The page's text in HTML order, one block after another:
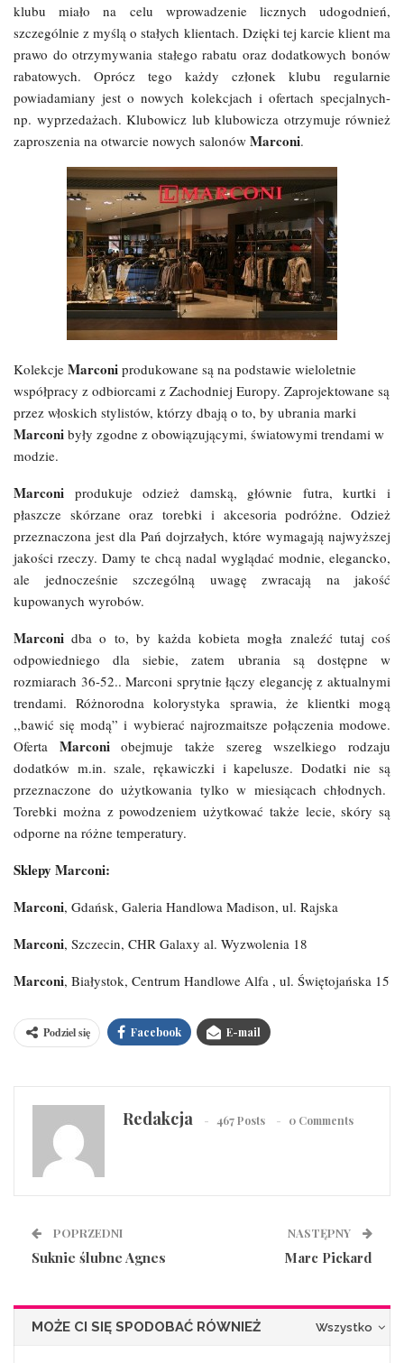
klubu miało na celu wprowadzenie licznych udogodnień,
szczególnie z myślą o stałych klientach. Dzięki tej karcie klient ma
prawo do otrzymywania stałego rabatu oraz dodatkowych bonów
rabatowych. Oprócz tego każdy członek klubu regularnie
powiadamiany jest o nowych kolekcjach i ofertach specjalnych-
np. wyprzedażach. Klubowicz lub klubowicza otrzymuje również
zaproszenia na otwarcie nowych salonów Marconi.
Kolekcje Marconi produkowane są na podstawie wieloletnie
współpracy z odbiorcami z Zachodniej Europy. Zaprojektowane są
przez włoskich stylistów, którzy dbają o to, by ubrania marki
Marconi były zgodne z obowiązującymi, światowymi trendami w
modzie.
Marconi produkuje odzież damską, głównie futra, kurtki i
płaszcze skórzane oraz torebki i akcesoria podróżne. Odzież
przeznaczona jest dla Pań dojrzałych, które wymagają najwyższej
jakości rzeczy. Damy te chcą nadal wyglądać modnie, elegancko,
ale jednocześnie szczególną uwagę zwracają na jakość
kupowanych wyrobów.
Marconidba o to, by każda kobieta mogła znaleźć tutaj coś
odpowiedniego dla siebie, zatem ubrania są dostępne w
rozmiarach 36-52.. Marconi sprytnie łączy elegancję z aktualnymi
trendami. Różnorodna kolorystyka sprawia, że klientki mogą
,,bawić się modą” i wybierać najrozmaitsze połączenia modowe.
Oferta Marconiobejmuje także szereg wszelkiego rodzaju
dodatków m.in. szale, rękawiczki i kapelusze. Dodatki nie są
przeznaczone do użytkowania tylko w miesiącach chłodnych.
Torebki można z powodzeniem użytkować także lecie, skóry są
odporne na różne temperatury.
Sklepy Marconi:
Marconi, Gdańsk, Galeria Handlowa Madison, ul. Rajska
Marconi, Szczecin, CHR Galaxy al. Wyzwolenia 18
Marconi, Białystok, Centrum Handlowe Alfa , ul. Świętojańska 15
Podziel się Facebook E-mail
Redakcja 467 Posts 0 Comments
POPRZEDNI
Suknie ślubne Agnes
NASTĘPNY
Marc Pickard
Wszystko
MOŻE CI SIĘ SPODOBAĆ RÓWNIEŻ